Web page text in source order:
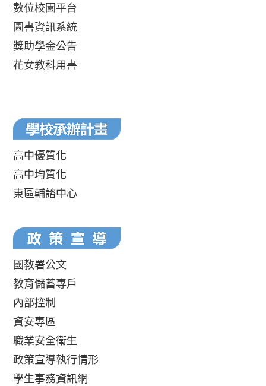
數位校園平台
圖書資訊系統
獎助學金公告
花女教科用書
高中優質化
高中均質化
東區輔諮中心
國教署公文
教育儲蓄專戶
內部控制
資安專區
職業安全衛生
政策宣導執行情形
學生事務資訊網